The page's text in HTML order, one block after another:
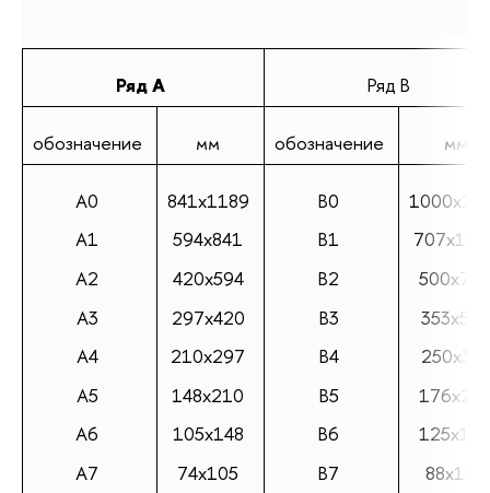
Ряд А Ряд В
обозначение мм обозначение мм
А0
А1
А2
А3
А4
А5
А6
А7
841х1189
594х841
420х594
297х420
210х297
148х210
105х148
74х105
В0
В1
В2
В3
В4
В5
В6
В7
353х500
250х353
88х125